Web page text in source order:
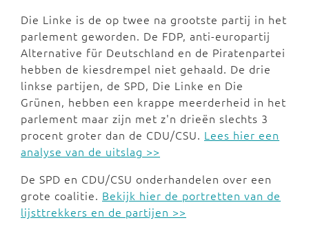
Die Linke is de op twee na grootste partij in het
parlement geworden. De FDP, anti-europartij
Alternative für Deutschland en de Piratenpartei
hebben de kiesdrempel niet gehaald. De drie
linkse partijen, de SPD, Die Linke en Die
Grünen, hebben een krappe meerderheid in het
parlement maar zijn met z'n drieën slechts 3
procent groter dan de CDU/CSU. Lees hier een
analyse van de uitslag >>
De SPD en CDU/CSU onderhandelen over een
grote coalitie. Bekijk hier de portretten van de
lijsttrekkers en de partijen >>